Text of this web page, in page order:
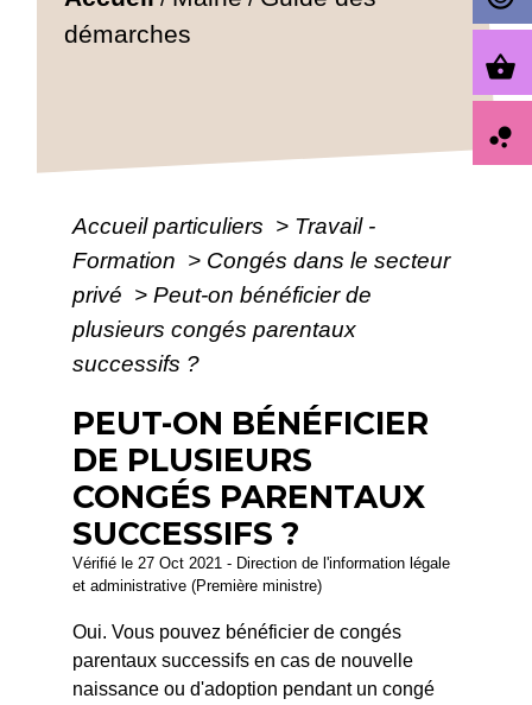
démarches
Accueil particuliers > Travail -
Formation > Congés dans le secteur
privé > Peut-on bénéficier de
plusieurs congés parentaux
successifs ?
PEUT-ON BÉNÉFICIER
DE PLUSIEURS
CONGÉS PARENTAUX
SUCCESSIFS ?
Vérifié le 27 Oct 2021 - Direction de l'information légale
et administrative (Première ministre)
Oui. Vous pouvez bénéficier de congés
parentaux successifs en cas de nouvelle
naissance ou d'adoption pendant un congé
shopping_basket
bubble_chart